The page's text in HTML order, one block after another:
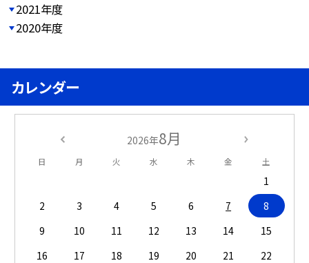
2021年度
2020年度
カレンダー
2026年8月
日 月 火 水 木 金 土
1
2
3 4 5 6 7
8
9
10 11 12 13 14
15
16
17 18 19 20 21
22